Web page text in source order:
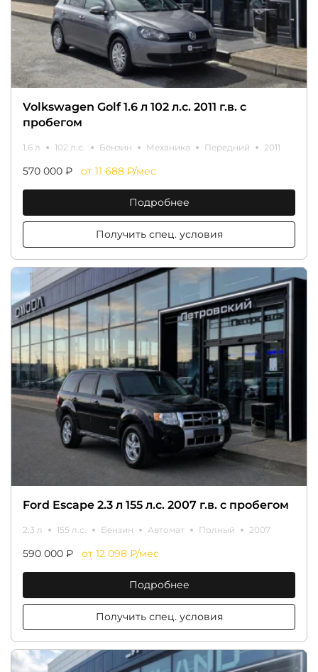
Volkswagen Golf 1.6 л 102 л.с. 2011 г.в. с
пробегом
1.6 л 102 л.с. Бензин Механика Передний 2011
570 000 ₽ от 11 688 ₽/мес
Подробнее
Получить спец. условия
Ford Escape 2.3 л 155 л.с. 2007 г.в. с пробегом
2.3 л 155 л.с. Бензин Автомат Полный 2007
590 000 ₽ от 12 098 ₽/мес
Подробнее
Получить спец. условия